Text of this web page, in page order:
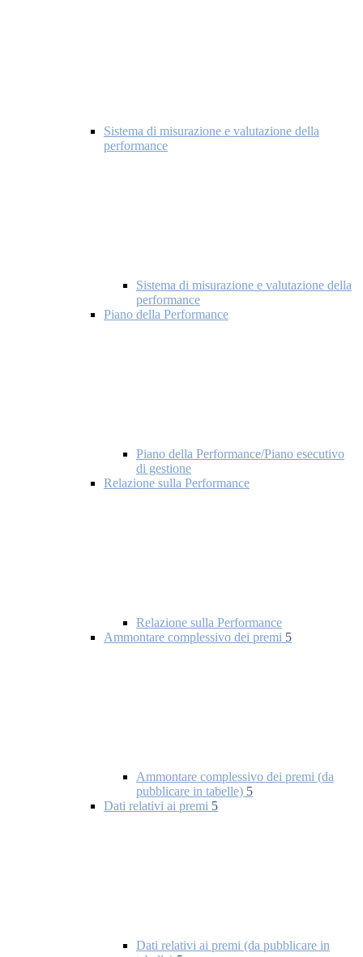
Sistema di misurazione e valutazione della
performance
Sistema di misurazione e valutazione della
performance
Piano della Performance
Piano della Performance/Piano esecutivo
di gestione
Relazione sulla Performance
Relazione sulla Performance
Ammontare complessivo dei premi 5
Ammontare complessivo dei premi (da
pubblicare in tabelle) 5
Dati relativi ai premi 5
Dati relativi ai premi (da pubblicare in